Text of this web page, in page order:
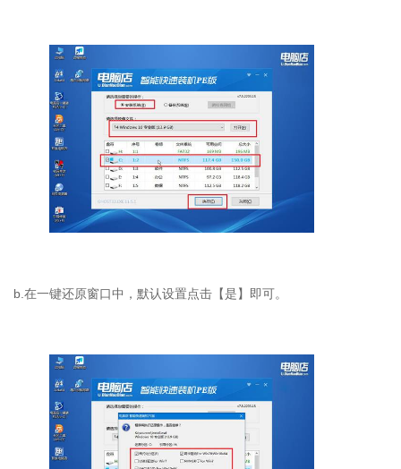
b.在一键还原窗口中，默认设置点击【是】即可。